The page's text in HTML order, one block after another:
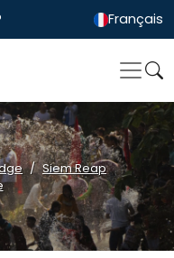
Français
Siem Reap